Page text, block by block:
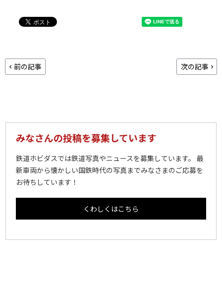
前の記事 次の記事
みなさんの投稿を募集しています
鉄道ホビダスでは鉄道写真やニュースを募集しています。 最
新車両から懐かしい国鉄時代の写真までみなさまのご応募を
お待ちしています！
くわしくはこちら